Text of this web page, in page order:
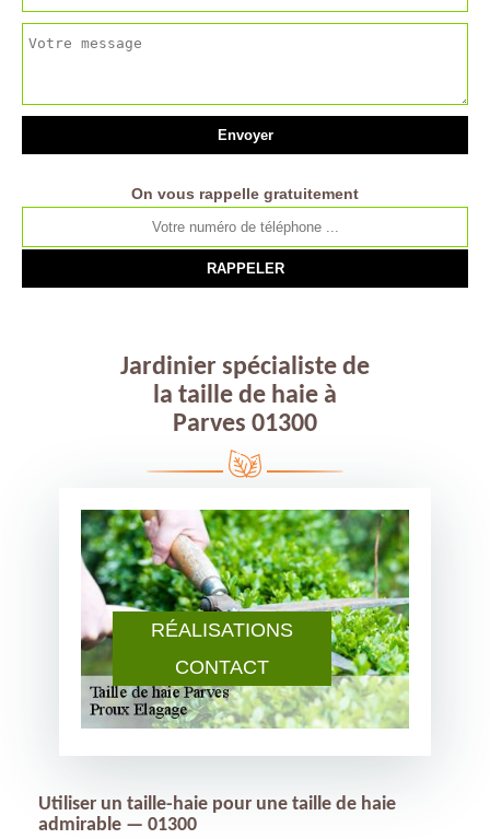
RÉALISATIONS
CONTACT
On vous rappelle gratuitement
Jardinier spécialiste de
la taille de haie à
Parves 01300
Utiliser un taille-haie pour une taille de haie
admirable — 01300